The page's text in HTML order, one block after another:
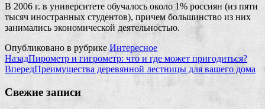
В 2006 г. в университете обучалось около 1% россиян (из пяти
тысяч иностранных студентов), причем большинство из них
занимались экономической деятельностью.
Опубликовано в рубрикеИнтересное
НазадПирометр и гигрометр: что и где может пригодиться?
ВпередПреимущества деревянной лестницы для вашего дома
Свежие записи